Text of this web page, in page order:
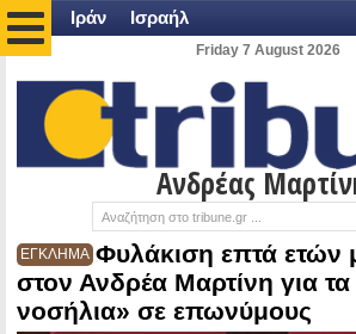
Ιράν Ισραήλ
Friday 7 August 2026
Ανδρέας
ΕΓΚΛΗΜΑ Φυλάκιση επτά ετών
στον Ανδρέα Μαρτίνη για
νοσήλια» σε επωνύμους